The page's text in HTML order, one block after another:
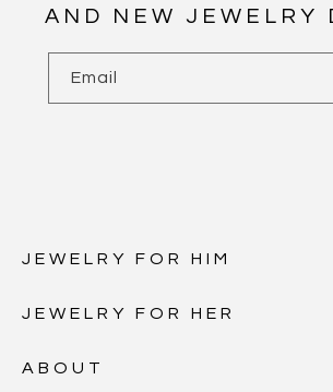
AND NEW JEWELRY
Email
JEWELRY FOR HIM
JEWELRY FOR HER
ABOUT